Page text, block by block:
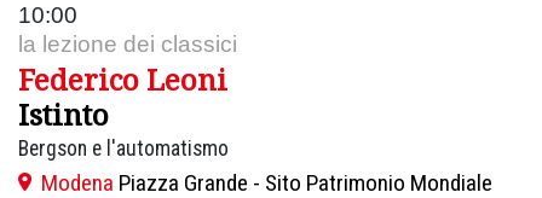
10:00
la lezione dei classici
Federico Leoni
Istinto
Bergson e l'automatismo
Modena Piazza Grande - Sito Patrimonio Mondiale